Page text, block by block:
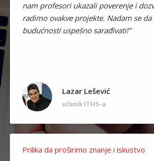
nam profesori ukazali poverenje i
radimo ovakve projekte. Nadam se
budućnosti uspešno sarađivati!”
Lazar Lešević
učenik ITHS-a
Prilika da proširimo znanje i iskustvo